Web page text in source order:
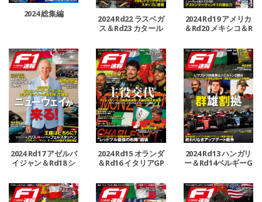
2024 総集編
2024 Rd22 ラスベガ
ス＆Rd23 カタール
＆Rd24 アブダビGP
号
2024 Rd19 アメリカ
＆Rd20 メキシコ＆R
d21 ブラジルGP号
2024 Rd17 アゼルバ
イジャン＆Rd18 シ
2024 Rd15 オランダ
＆Rd16 イタリアGP
2024 Rd13 ハンガリ
ー＆Rd14ベルギーG